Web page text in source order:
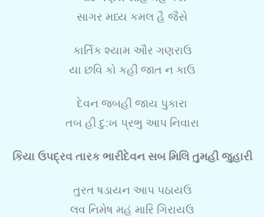
સાગર મધ્ય કમલ હૈ જૈસે
કાર્તિક શ્યામ ઔર ગણરાઉ
યા છવિ કો કહી જાત ન કાઉ
દેવન જબહી જાય પુકારા
તબ હી દુ:ખ પ્રભુ આપ નિવારા
કિયા ઉપદ્રવ તારક ભારીદેવન સબ મિલિ તુમહી જુહારી
તુરત ષડાયન આપ પઠાયઉ
લવ નિમેષ મહં મારિ ગિરાયઉ